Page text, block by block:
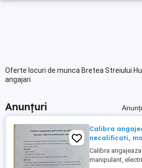
Oferte locuri de munca Bretea Streiului
angajari
Anunțuri
Calibra
necalificati,
Calibra
manipulant,